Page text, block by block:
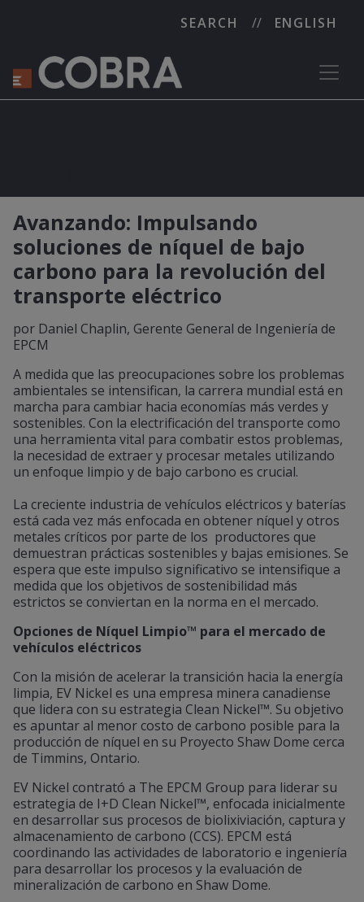
SEARCH ENGLISH
Avanzando: Impulsando
soluciones de níquel de bajo
carbono para la revolución del
transporte eléctrico
por Daniel Chaplin, Gerente General de Ingeniería de
EPCM
A medida que las preocupaciones sobre los problemas
ambientales se intensifican, la carrera mundial está en
marcha para cambiar hacia economías más verdes y
sostenibles. Con la electrificación del transporte como
una herramienta vital para combatir estos problemas,
la necesidad de extraer y procesar metales utilizando
un enfoque limpio y de bajo carbono es crucial.
La creciente industria de vehículos eléctricos y baterías
está cada vez más enfocada en obtener níquel y otros
metales críticos por parte de los productores que
demuestran prácticas sostenibles y bajas emisiones. Se
espera que este impulso significativo se intensifique a
medida que los objetivos de sostenibilidad más
estrictos se conviertan en la norma en el mercado.
Opciones de Níquel Limpio™ para el mercado de
vehículos eléctricos
Con la misión de acelerar la transición hacia la energía
limpia, EV Nickel es una empresa minera canadiense
que lidera con su estrategia Clean Nickel™. Su objetivo
es apuntar al menor costo de carbono posible para la
producción de níquel en su Proyecto Shaw Dome cerca
de Timmins, Ontario.
EV Nickel contrató a The EPCM Group para liderar su
estrategia de I+D Clean Nickel™, enfocada inicialmente
en desarrollar sus procesos de biolixiviación, captura y
almacenamiento de carbono (CCS). EPCM está
coordinando las actividades de laboratorio e ingeniería
para desarrollar los procesos y la evaluación de
mineralización de carbono en Shaw Dome.